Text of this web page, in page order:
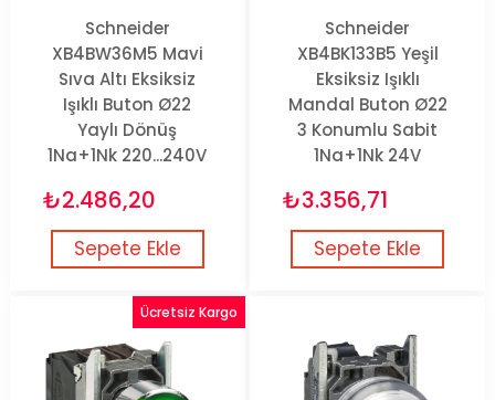
Schneider
XB4BW36M5 Mavi
Sıva Altı Eksiksiz
Işıklı Buton Ø22
Yaylı Dönüş
1Na+1Nk 220...240V
₺2.486,20
Sepete Ekle
Schneider
XB4BK133B5 Yeşil
Eksiksiz Işıklı
Mandal Buton Ø22
3 Konumlu Sabit
1Na+1Nk 24V
₺3.356,71
Sepete Ekle
Ücretsiz Kargo